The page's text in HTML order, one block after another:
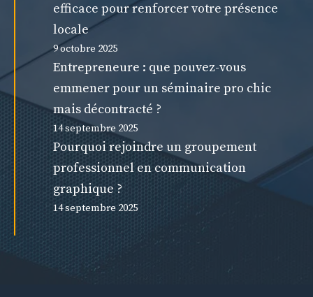
efficace pour renforcer votre présence
locale
9 octobre 2025
Entrepreneure : que pouvez-vous
emmener pour un séminaire pro chic
mais décontracté ?
14 septembre 2025
Pourquoi rejoindre un groupement
professionnel en communication
graphique ?
14 septembre 2025